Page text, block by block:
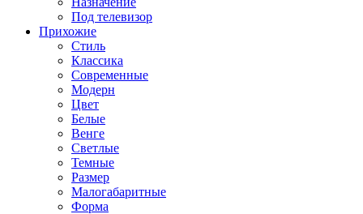
Под телевизор
Прихожие
Стиль
Классика
Современные
Модерн
Цвет
Белые
Венге
Светлые
Темные
Размер
Малогабаритные
Форма